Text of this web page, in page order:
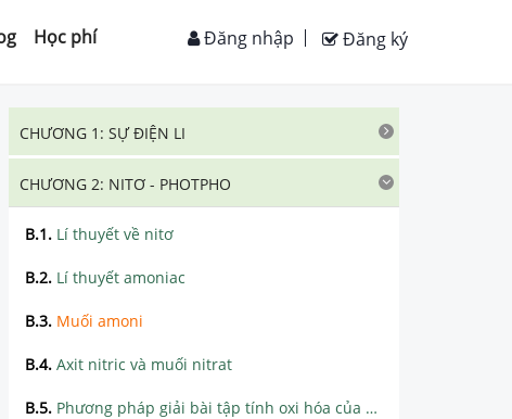
Học phí Đăng ký
Đăng nhập
CHƯƠNG 1: SỰ ĐIỆN LI
CHƯƠNG 2: NITƠ - PHOTPHO
B.1. Lí thuyết về nitơ
B.2. Lí thuyết amoniac
B.3. Muối amoni
B.4. Axit nitric và muối nitrat
B.5. Phương pháp giải bài tập tính oxi hóa của HNO3